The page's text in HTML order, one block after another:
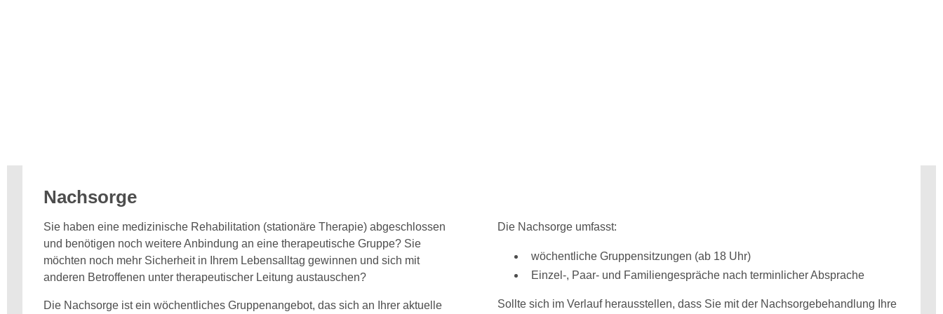
Nachsorge
Sie haben eine medizinische Rehabilitation (stationäre Therapie) abgeschlossen
und benötigen noch weitere Anbindung an eine therapeutische Gruppe? Sie
möchten noch mehr Sicherheit in Ihrem Lebensalltag gewinnen und sich mit
anderen Betroffenen unter therapeutischer Leitung austauschen?
Die Nachsorge ist ein wöchentliches Gruppenangebot, das sich an Ihrer aktuelle
Die Nachsorge umfasst:
wöchentliche Gruppensitzungen (ab 18 Uhr)
Einzel-, Paar- und Familiengespräche nach terminlicher Absprache
Sollte sich im Verlauf herausstellen, dass Sie mit der Nachsorgebehandlung Ihre